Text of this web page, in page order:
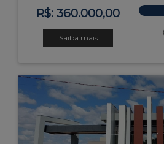
R$: 360.000,00
Saiba mais